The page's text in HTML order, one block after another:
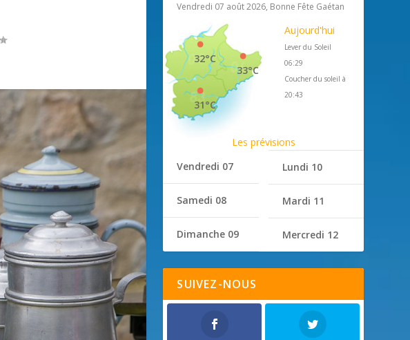
Vendredi 07 août 2026, Bonne Fête Gaétan
33°C
32°C
31°C
Aujourd'hui
Lever du Soleil
06:29
Coucher du soleil à
20:43
Les prévisions
Vendredi 07
Samedi 08
Dimanche 09
Lundi 10
Mardi 11
Mercredi 12
SUIVEZ-NOUS